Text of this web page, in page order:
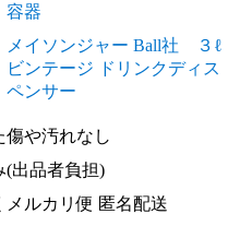
容器
メイソンジャー Ball社 ３ℓ
ビンテージ ドリンクディス
ペンサー
傷や汚れなし
(出品者負担)
メルカリ便 匿名配送